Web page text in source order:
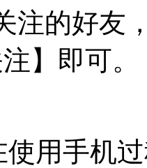
注的好友
】即可
使用手机